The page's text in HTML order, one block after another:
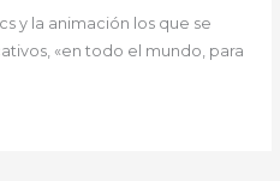
y la animación los que se
«en todo el mundo, para